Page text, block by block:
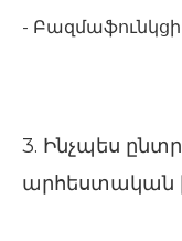
-
3. Ինչպես